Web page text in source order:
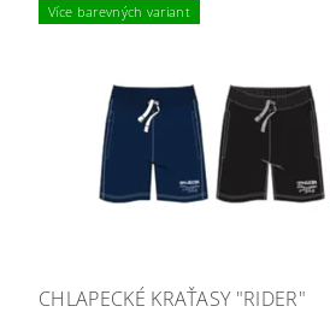
Více barevných variant
CHLAPECKÉ KRAŤASY "RIDER"